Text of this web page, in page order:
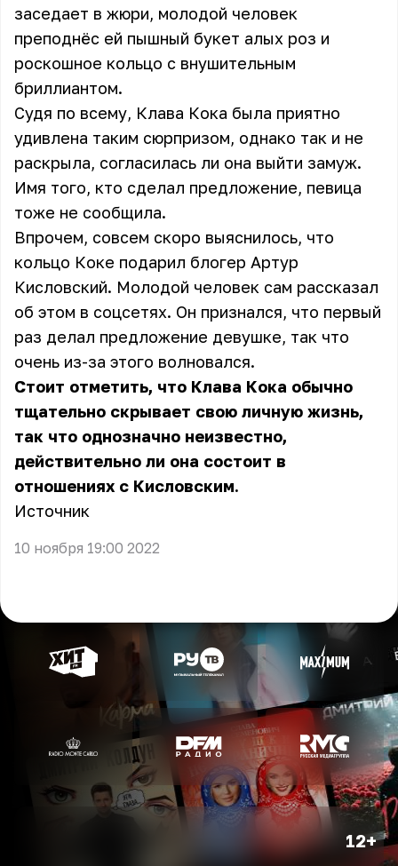
заседает в жюри, молодой человек
преподнёс ей пышный букет алых роз и
роскошное кольцо с внушительным
бриллиантом.
Судя по всему, Клава Кока была приятно
удивлена таким сюрпризом, однако так и не
раскрыла, согласилась ли она выйти замуж.
Имя того, кто сделал предложение, певица
тоже не сообщила.
Впрочем, совсем скоро выяснилось, что
кольцо Коке подарил блогер Артур
Кисловский. Молодой человек сам рассказал
об этом в соцсетях. Он признался, что первый
раз делал предложение девушке, так что
очень из-за этого волновался.
Стоит отметить, что Клава Кока обычно
тщательно скрывает свою личную жизнь,
так что однозначно неизвестно,
действительно ли она состоит в
отношениях с Кисловским.
Источник
10 ноября 19:00 2022
12+